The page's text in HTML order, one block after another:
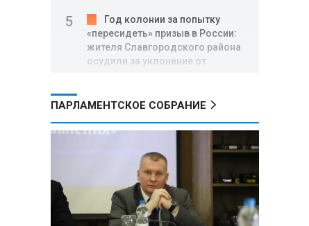
Год колонии за попытку
«пересидеть» призыв в России:
жителя Славгородского района
осудили за уклонение от
В Свердловской области
производителя дронов «Упырь»
Российские пловцы
выиграли все золотые медали
первого дня Кубка мира по
зимнему плаванию
ПАРЛАМЕНТСКОЕ СОБРАНИЕ